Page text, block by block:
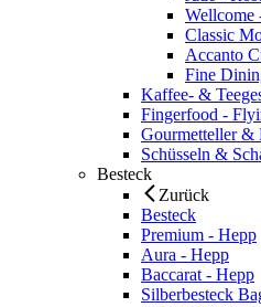
Wellcome
Classic
Accanto
Fine
Kaffee- &
Fingerfood -
Gourmetteller &
Schüsseln &
Besteck
Zurück
Besteck
Premium - Hepp
Aura - Hepp
Baccarat - Hepp
Silberbesteck